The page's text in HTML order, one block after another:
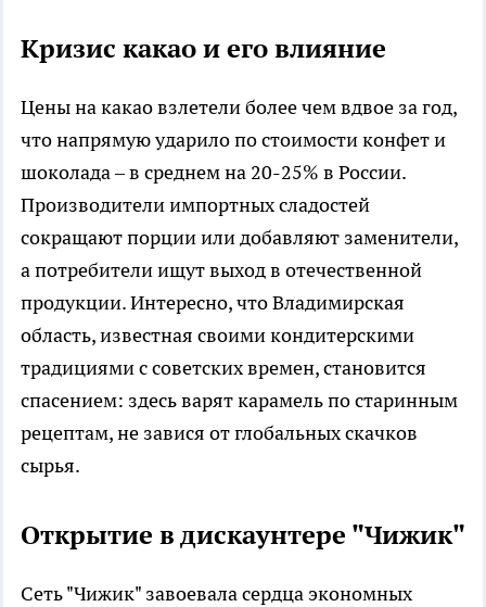
Кризис какао и его влияние
Цены на какао взлетели более чем вдвое за год,
что напрямую ударило по стоимости конфет и
шоколада – в среднем на 20-25% в России.
Производители импортных сладостей
сокращают порции или добавляют заменители,
а потребители ищут выход в отечественной
продукции. Интересно, что Владимирская
область, известная своими кондитерскими
традициями с советских времен, становится
спасением: здесь варят карамель по старинным
рецептам, не завися от глобальных скачков
сырья.
Открытие в дискаунтере "Чижик"
Сеть "Чижик" завоевала сердца экономных